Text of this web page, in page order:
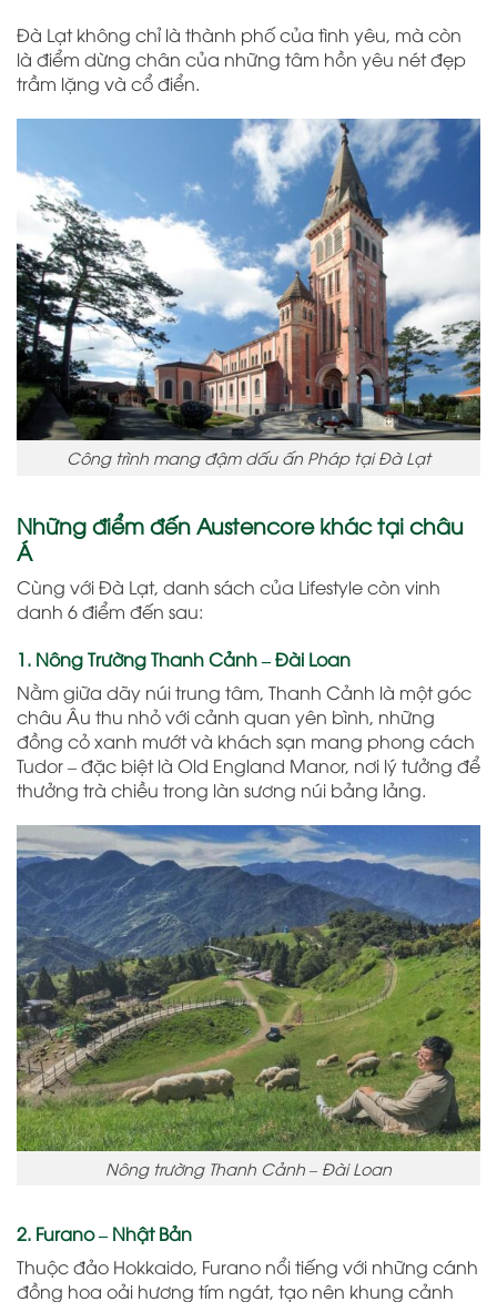
Đà Lạt không chỉ là thành phố của tình yêu, mà còn
là điểm dừng chân của những tâm hồn yêu nét đẹp
trầm lặng và cổ điển.
Công trình mang đậm dấu ấn Pháp tại Đà Lạt
Những điểm đến Austencore khác tại châu
Á
Cùng với Đà Lạt, danh sách của Lifestyle còn vinh
danh 6 điểm đến sau:
1. Nông Trường Thanh Cảnh – Đài Loan
Nằm giữa dãy núi trung tâm, Thanh Cảnh là một góc
châu Âu thu nhỏ với cảnh quan yên bình, những
đồng cỏ xanh mướt và khách sạn mang phong cách
Tudor – đặc biệt là Old England Manor, nơi lý tưởng để
thưởng trà chiều trong làn sương núi bảng lảng.
Nông trường Thanh Cảnh – Đài Loan
2. Furano – Nhật Bản
Thuộc đảo Hokkaido, Furano nổi tiếng với những cánh
đồng hoa oải hương tím ngát, tạo nên khung cảnh